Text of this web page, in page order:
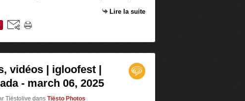
Lire la suite
vidéos | igloofest |
- march 06, 2025
Tiëstolive dans Tiësto Photos